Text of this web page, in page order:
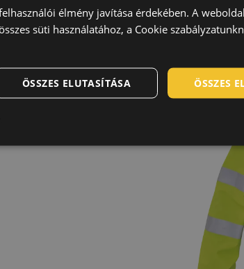
élmény javítása érdekében. A
süti használatához, a Cookie
ÖSSZES
ÖSSZES ELUTASÍTÁSA